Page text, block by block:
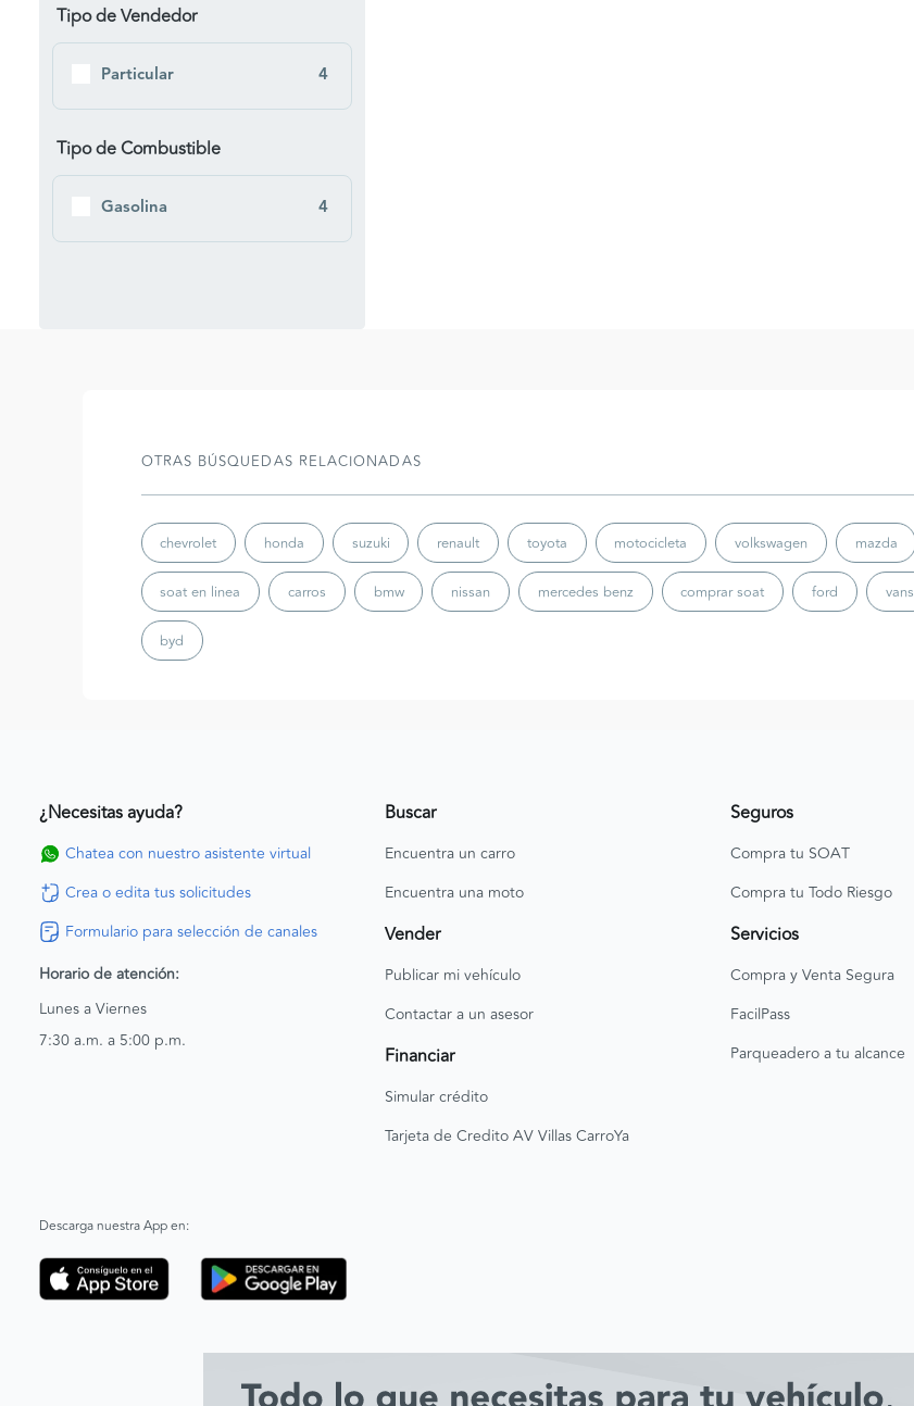
Tipo de Vendedor
Particular 4
Tipo de Combustible
Gasolina 4
OTRAS BÚSQUEDAS RELACIONADAS
chevrolet honda suzuki renault toyota motocicleta volkswagen mazda
soat en linea carros bmw nissan mercedes benz comprar soat ford vans
byd
¿Necesitas ayuda?
Chatea con nuestro asistente virtual
Crea o edita tus solicitudes
Formulario para selección de canales
Horario de atención:
Lunes a Viernes
7:30 a.m. a 5:00 p.m.
Buscar
Encuentra un carro
Encuentra una moto
Vender
Publicar mi vehículo
Contactar a un asesor
Financiar
Simular crédito
Tarjeta de Credito AV Villas CarroYa
Seguros
Compra tu SOAT
Compra tu Todo Riesgo
Servicios
Compra y Venta Segura
FacilPass
Parqueadero a tu alcance
Descarga nuestra App en: